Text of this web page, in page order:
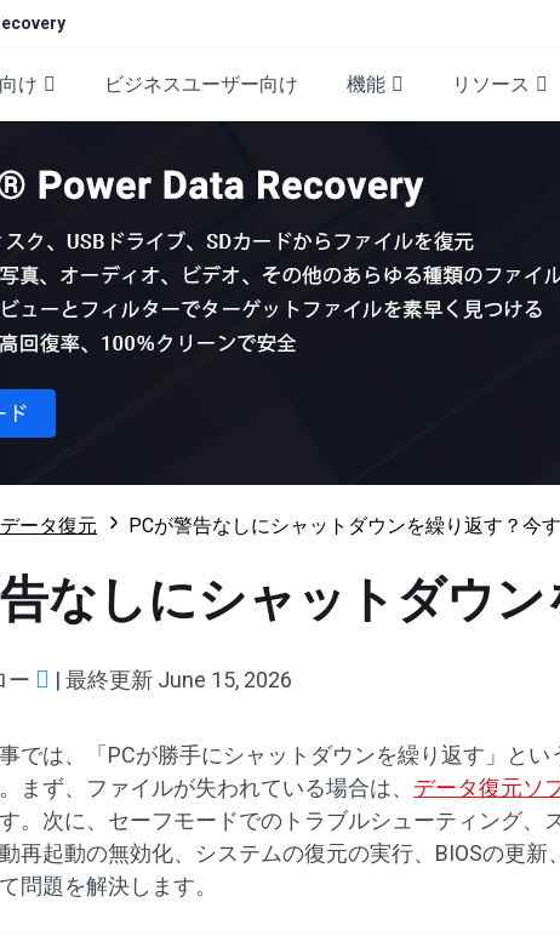
け ビジネスユーザー向け 機能 リソース
ータ復元 PCが警告なしにシャットダウンを繰り返す？今
なしにシャットダウ
ー | 最終更新 June 15, 2026
では、「PCが勝手にシャットダウンを繰り返す」とい
まず、ファイルが失われている場合は、 データ復元ソ
。次に、セーフモードでのトラブルシューティング、
再起動の無効化、システムの復元の実行、BIOSの更新
問題を解決します。